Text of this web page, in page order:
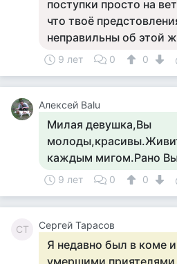
поступки просто на
что твоё
неправильны об этой
9 лет 0 0
Алексей Balu
Милая девушка,Вы
каждым мигом.Рано
9 лет 0 0
СТ Сергей Тарасов
Я недавно был в коме
умершими приятелями